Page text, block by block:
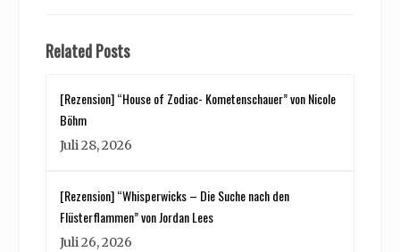
Related Posts
[Rezension] “House of Zodiac- Kometenschauer” von Nicole
Böhm
Juli 28, 2026
[Rezension] “Whisperwicks – Die Suche nach den
Flüsterflammen” von Jordan Lees
Juli 26, 2026